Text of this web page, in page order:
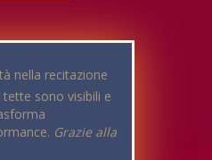
nella recitazione
sono visibili e
Grazie alla